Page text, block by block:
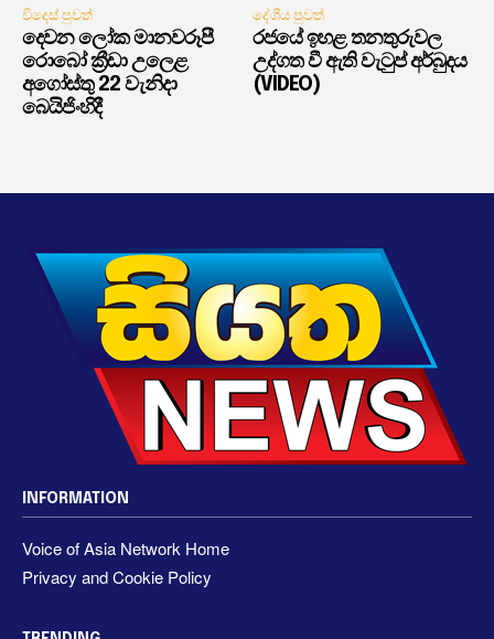
විදෙස් පුවත්
දෙවන ලෝක මානවරූපී
රොබෝ ක්‍රීඩා උලෙළ
අගෝස්තු 22 වැනිදා
බෙයිජිංහිදී
දේශීය පුවත්
රජයේ ඉහළ තනතුරුවල
උද්ගත වී ඇති වැටුප් අර්බුදය
(VIDEO)
INFORMATION
Voice of Asia Network Home
Privacy and Cookie Policy